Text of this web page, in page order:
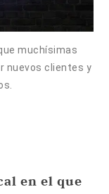
muchísimas
nuevos clientes y
en el que